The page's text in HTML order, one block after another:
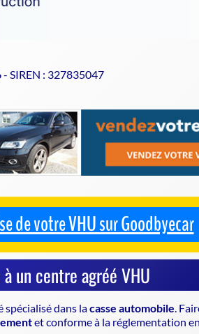
SIREN : 327835047
de votre VHU sur Goodbyecar
un centre agréé VHU
spécialisé dans lacasse automobile.
et conforme à la réglementation